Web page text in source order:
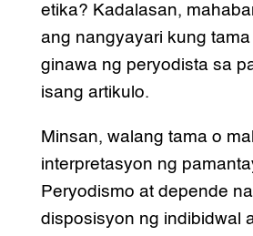
etika? Kadalasan,
ang nangyayari kung
ginawa ng peryodista sa
isang artikulo.
Minsan, walang tama o
interpretasyon ng
Peryodismo at depende
disposisyon ng indibidwal